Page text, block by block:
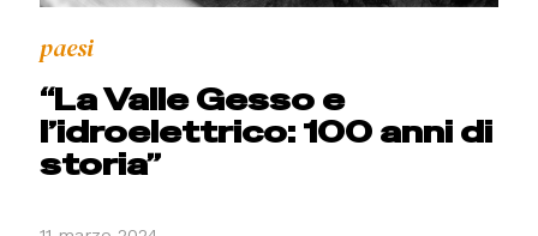
paesi
“La Valle Gesso e
l’idroelettrico: 100 anni di
storia”